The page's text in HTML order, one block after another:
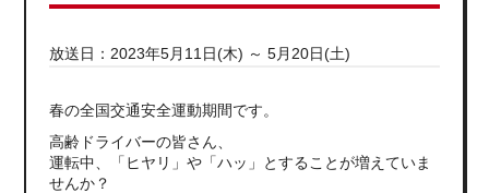
放送日：2023年5月11日(木) ～ 5月20日(土)
春の全国交通安全運動期間です。
高齢ドライバーの皆さん、
運転中、「ヒヤリ」や「ハッ」とすることが増えていま
せんか？